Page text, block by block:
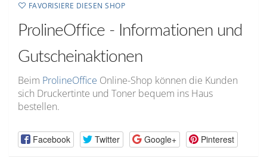
FAVORISIERE DIESEN SHOP
ProlineOffice - Informationen und
Gutscheinaktionen
Beim ProlineOffice Online-Shop können die Kunden
sich Druckertinte und Toner bequem ins Haus
bestellen.
Facebook Twitter Google+ Pinterest